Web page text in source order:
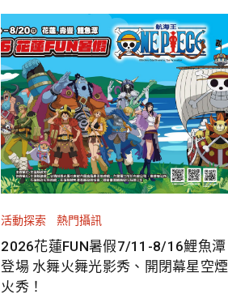
活動探索 熱門攝訊
2026花蓮FUN暑假7/11-8/16鯉魚潭
登場 水舞火舞光影秀、開閉幕星空煙
火秀！